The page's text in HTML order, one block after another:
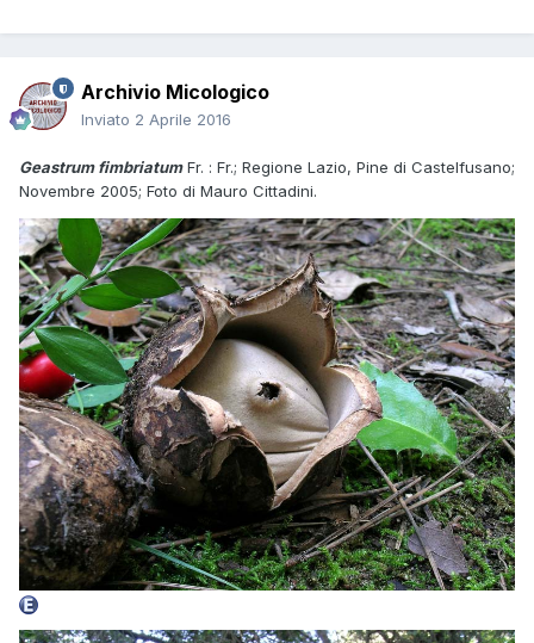
Archivio Micologico
Inviato 2 Aprile 2016
Geastrum fimbriatumFr. : Fr.; Regione Lazio, Pine di Castelfusano;
Novembre 2005; Foto di Mauro Cittadini.